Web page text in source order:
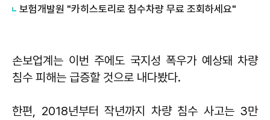
보험개발원 "카히스토리로 침수차량 무료 조회하세요"
손보업계는 이번 주에도 국지성 폭우가 예상돼 차량
침수 피해는 급증할 것으로 내다봤다.
한편, 2018년부터 작년까지 차량 침수 사고는 3만